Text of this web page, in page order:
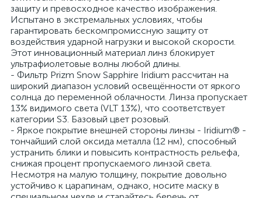
защиту и превосходное качество изображения.
Испытано в экстремальных условиях, чтобы
гарантировать бескомпромиссную защиту от
воздействия ударной нагрузки и высокой скорости.
Этот инновационный материал линз блокирует
ультрафиолетовые волны любой длины.
- Фильтр Prizm Snow Sapphire Iridium рассчитан на
широкий диапазон условий освещённости от яркого
солнца до переменной облачности. Линза пропускает
13% видимого света (VLT 13%), что соответствует
категории S3. Базовый цвет розовый.
- Яркое покрытие внешней стороны линзы - Iridium® -
тончайший слой оксида металла (12 нм), способный
устранить блики и повысить контрастность рельефа,
снижая процент пропускаемого линзой света.
Несмотря на малую толщину, покрытие довольно
устойчиво к царапинам, однако, носите маску в